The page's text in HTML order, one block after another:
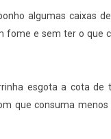
algumas caixas
fome e sem ter o que
esgota a cota
que consuma